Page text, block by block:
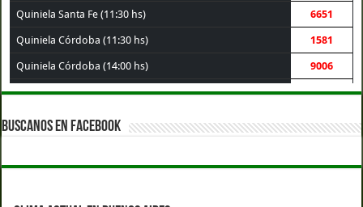
Quiniela Santa Fe (11:30 hs) 6651
Quiniela Córdoba (11:30 hs) 1581
Quiniela Córdoba (14:00 hs) 9006
Quiniela Santa Fe (14:00 hs) 3069
Quiniela Buenos Aires (14:00 hs)
Quiniela Mendoza (14:00 hs) 7340
BUSCANOS EN FACEBOOK